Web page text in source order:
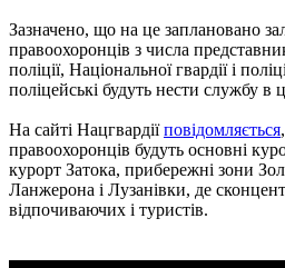
Зазначено, що на це заплановано
правоохоронців з числа
поліції, Національної гвардії і
поліцейські будуть нести службу в
На сайті Нацгвардіїповідомляється
правоохоронців будуть основні
курорт Затока, прибережні зони
Ланжерона і Лузанівки, де
відпочиваючих і туристів.